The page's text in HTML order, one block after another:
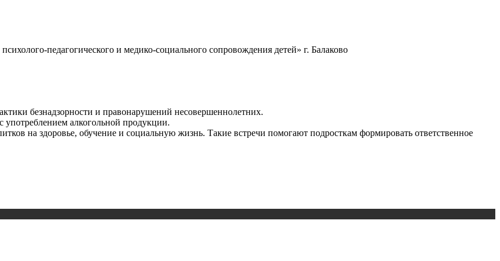
педагогического и медико-социального сопровождения детей» г. Балаково
безнадзорности и правонарушений несовершеннолетних.
алкогольной продукции.
на здоровье, обучение и социальную жизнь. Такие встречи помогают подросткам формировать ответственное